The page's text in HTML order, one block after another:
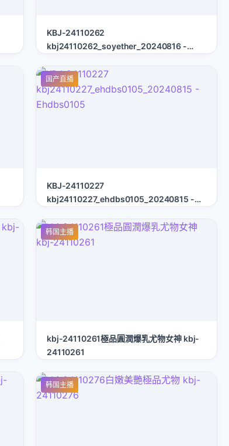
KBJ-24110262
kbj24110262_soyether_20240816 -
国产直播
KBJ-24110227
kbj24110227_ehdbs0105_20240815 -
韩国主播
kbj-24110261極品圓潤爆乳尤物女神 kbj-
24110261
韩国主播